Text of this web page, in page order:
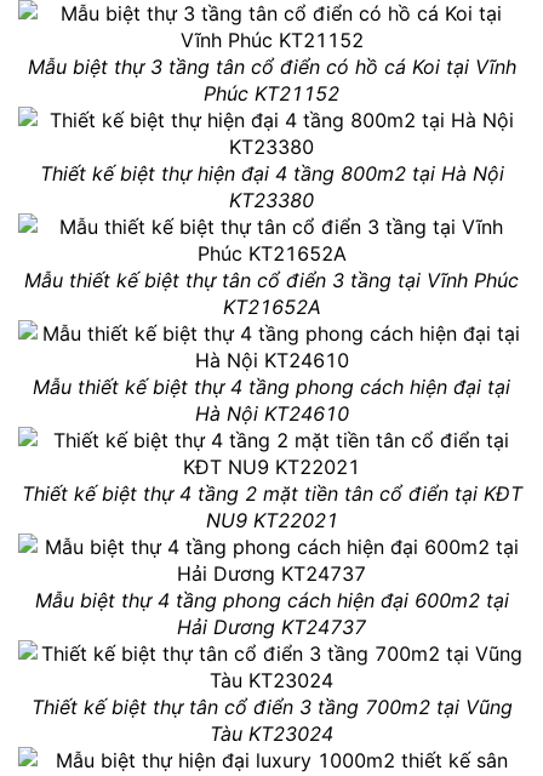
Mẫu biệt thự 3 tầng tân cổ điển có hồ cá Koi tại Vĩnh
Phúc KT21152
Thiết kế biệt thự hiện đại 4 tầng 800m2 tại Hà Nội
KT23380
Mẫu thiết kế biệt thự tân cổ điển 3 tầng tại Vĩnh Phúc
KT21652A
Mẫu thiết kế biệt thự 4 tầng phong cách hiện đại tại
Hà Nội KT24610
Thiết kế biệt thự 4 tầng 2 mặt tiền tân cổ điển tại KĐT
NU9 KT22021
Mẫu biệt thự 4 tầng phong cách hiện đại 600m2 tại
Hải Dương KT24737
Thiết kế biệt thự tân cổ điển 3 tầng 700m2 tại Vũng
Tàu KT23024